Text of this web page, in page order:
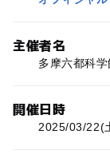
主催者名
多摩六都科学
開催日時
2025/03/22(